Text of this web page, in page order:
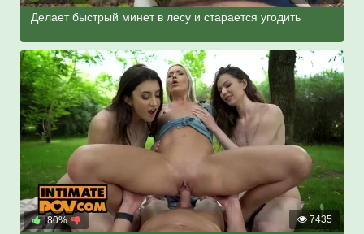
Делает быстрый минет в лесу и старается угодить
7435
80%